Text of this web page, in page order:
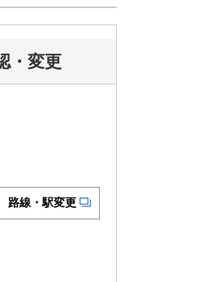
・変更
路線・駅変更